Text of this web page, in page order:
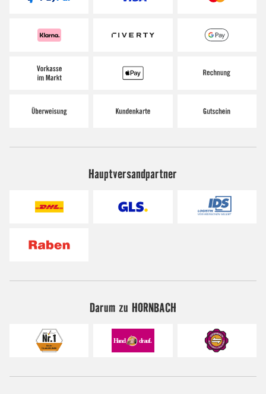
Hauptversandpartner
Darum zu HORNBACH